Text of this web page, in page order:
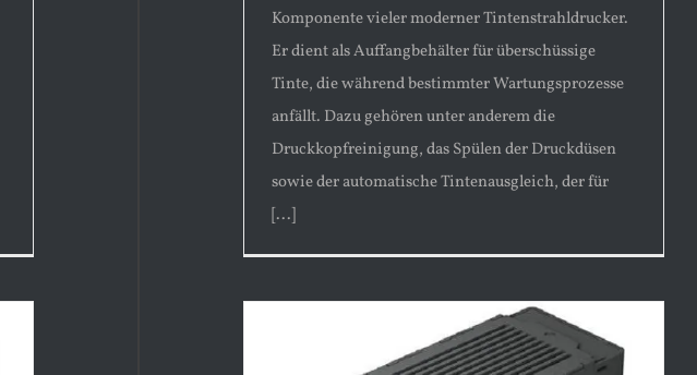
Komponente vieler moderner Tintenstrahldrucker.
Er dient als Auffangbehälter für überschüssige
Tinte, die während bestimmter Wartungsprozesse
anfällt. Dazu gehören unter anderem die
Druckkopfreinigung, das Spülen der Druckdüsen
sowie der automatische Tintenausgleich, der für
[...]